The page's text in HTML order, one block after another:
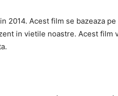
2014. Acest film se bazeaza
in vietile noastre. Acest film